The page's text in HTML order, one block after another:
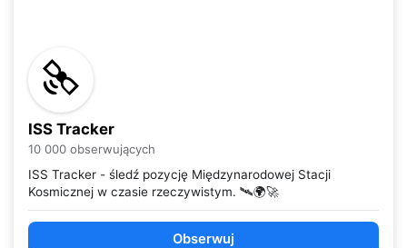
ISS Tracker
10 000 obserwujących
ISS Tracker - śledź pozycję Międzynarodowej Stacji
Kosmicznej w czasie rzeczywistym. 🛰️🌍🚀
Obserwuj